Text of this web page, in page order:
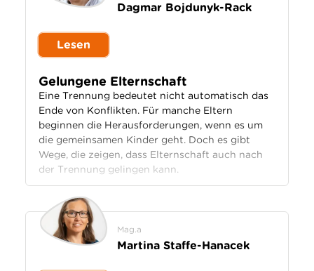
Dagmar Bojdunyk-Rack
Lesen
Gelungene Elternschaft
Eine Trennung bedeutet nicht automatisch das
Ende von Konflikten. Für manche Eltern
beginnen die Herausforderungen, wenn es um
die gemeinsamen Kinder geht. Doch es gibt
Wege, die zeigen, dass Elternschaft auch nach
der Trennung gelingen kann.
Mag.a
Martina Staffe-Hanacek